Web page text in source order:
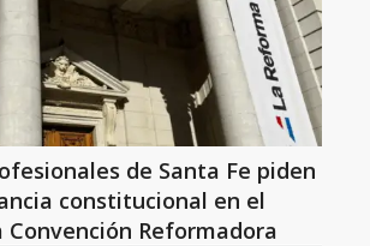
de Santa Fe piden
constitucional en el
Convención Reformadora